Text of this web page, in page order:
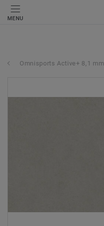
MENU
Omnisports Active+ 8,1 mm